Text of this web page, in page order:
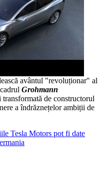
avântul "revoluționar" al
Grohmann
de constructorul
a îndrăznețelor ambiții de
Tesla Motors pot fi date